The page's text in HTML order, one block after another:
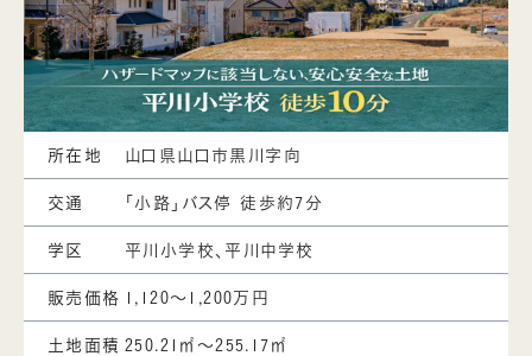
所在地 山口県山口市黒川字向
交通 「小路」バス停 徒歩約7分
学区 平川小学校、平川中学校
販売価格 1,120～1,200万円
土地面積 250.21㎡～255.17㎡